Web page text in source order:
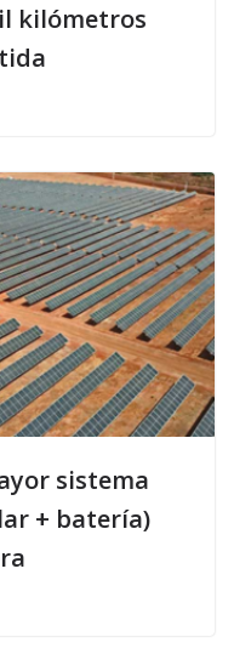
kilómetros
sistema
+ batería)